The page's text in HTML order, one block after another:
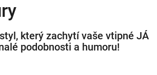
který zachytí vaše vtipné JÁ
podobnosti a humoru!